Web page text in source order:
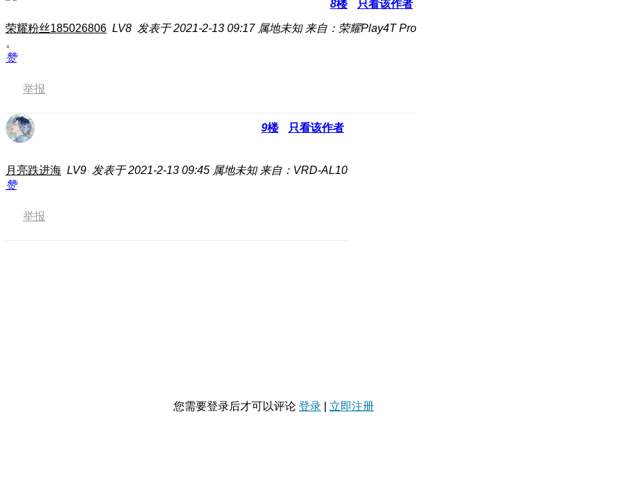
8楼 只看该作者
荣耀粉丝185026806 LV8 发表于 2021-2-13 09:17 属地未知 来自：荣耀Play4T Pro
。
赞
举报
9楼 只看该作者
月亮跌进海 LV9 发表于 2021-2-13 09:45 属地未知 来自：VRD-AL10
赞
举报
您需要登录后才可以评论 登录 立即注册